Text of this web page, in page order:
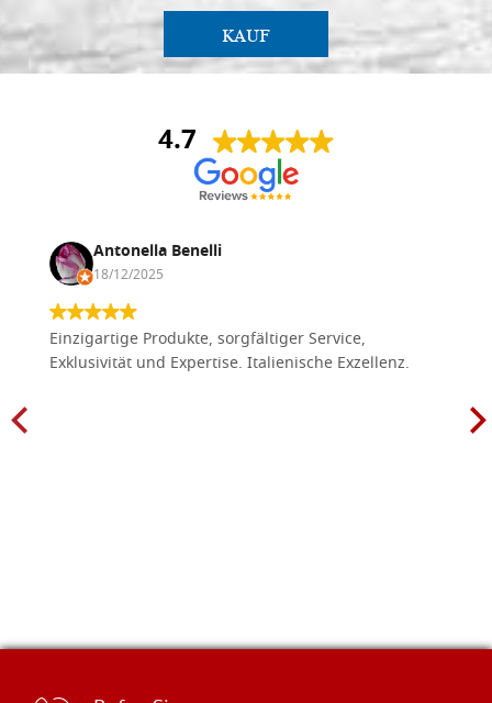
KAUF
4.7
Antonella Benelli
18/12/2025
Einzigartige Produkte, sorgfältiger Service,
Exklusivität und Expertise. Italienische Exzellenz.